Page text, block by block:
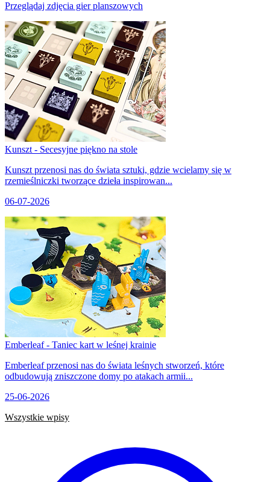
Przeglądaj zdjęcia gier planszowych
Kunszt - Secesyjne piękno na stole
Kunszt przenosi nas do świata sztuki, gdzie wcielamy się w
rzemieślniczki tworzące dzieła inspirowan...
06-07-2026
Emberleaf - Taniec kart w leśnej krainie
Emberleaf przenosi nas do świata leśnych stworzeń, które
odbudowują zniszczone domy po atakach armii...
25-06-2026
Wszystkie wpisy